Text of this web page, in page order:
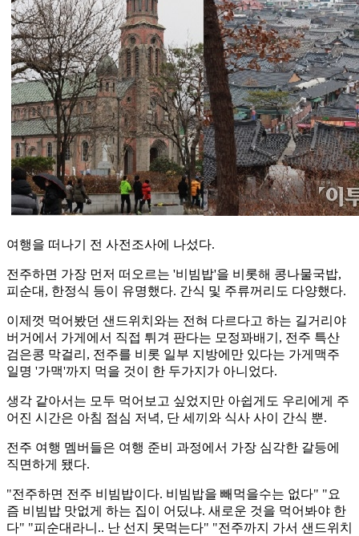
여행을 떠나기 전 사전조사에 나섰다.
전주하면 가장 먼저 떠오르는 '비빔밥'을 비롯해 콩나물국밥,
피순대, 한정식 등이 유명했다. 간식 및 주류꺼리도 다양했다.
이제껏 먹어봤던 샌드위치와는 전혀 다르다고 하는 길거리야
버거에서 가게에서 직접 튀겨 판다는 모정꽈배기, 전주 특산
검은콩 막걸리, 전주를 비롯 일부 지방에만 있다는 가게맥주
일명 '가맥'까지 먹을 것이 한 두가지가 아니었다.
생각 같아서는 모두 먹어보고 싶었지만 아쉽게도 우리에게 주
어진 시간은 아침 점심 저녁, 단 세끼와 식사 사이 간식 뿐.
전주 여행 멤버들은 여행 준비 과정에서 가장 심각한 갈등에
직면하게 됐다.
"전주하면 전주 비빔밥이다. 비빔밥을 빼먹을수는 없다" "요
즘 비빔밥 맛없게 하는 집이 어딨냐. 새로운 것을 먹어봐야 한
다" "피순대라니.. 난 선지 못먹는다" "전주까지 가서 샌드위치